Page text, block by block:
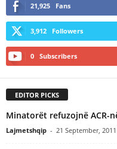
21,925 Fans
3,912 Followers
0 Subscribers
EDITOR PICKS
Minatorët refuzojnë ACR-
Lajmetshqip - 21 September, 2011